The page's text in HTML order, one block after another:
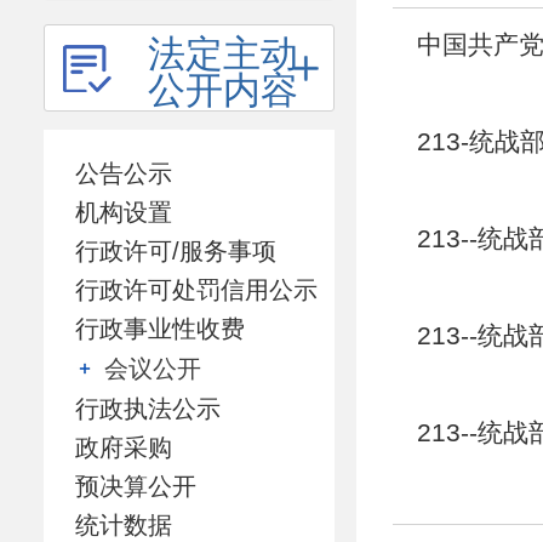
法定主动
公开内容
公告公示
机构设置
行政许可/服务事项
行政许可处罚信用公示
行政事业性收费
会议公开
行政执法公示
政府采购
预决算公开
统计数据
中国共产
213-统战
213--统战
213--统战
213--统战